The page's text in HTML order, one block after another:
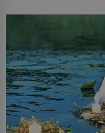
milostpaní. Stačí jenom
množství růžového